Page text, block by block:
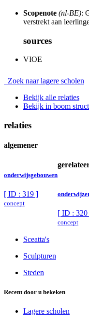
Scopenote (nl-BE):
verstrekt aan
sources
VIOE
Zoek naar lagere scholen
Bekijk alle relaties
Bekijk in boom
relaties
algemener
onderwijsgebouwen
[ ID : 319 ]
concept
[ ID :
concept
Sceatta's
Sculpturen
Steden
Recent door u bekeken
Lagere scholen